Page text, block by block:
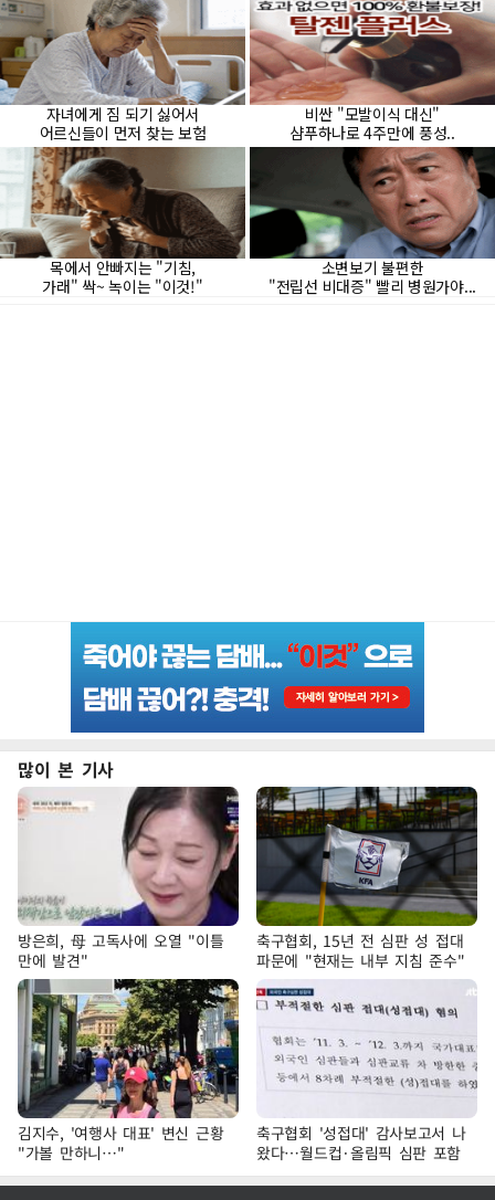
많이 본 기사
방은희, 母 고독사에 오열 "이틀
만에 발견"
축구협회, 15년 전 심판 성 접대
파문에 "현재는 내부 지침 준수"
김지수, '여행사 대표' 변신 근황
"가볼 만하니…"
축구협회 '성접대' 감사보고서 나
왔다…월드컵·올림픽 심판 포함